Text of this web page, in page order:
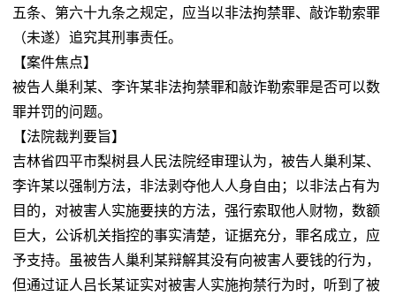
五条、第六十九条之规定，应当以非法拘禁罪、敲诈勒索罪
（未遂）追究其刑事责任。
【案件焦点】
被告人巢利某、李许某非法拘禁罪和敲诈勒索罪是否可以数
罪并罚的问题。
【法院裁判要旨】
吉林省四平市梨树县人民法院经审理认为，被告人巢利某、
李许某以强制方法，非法剥夺他人人身自由；以非法占有为
目的，对被害人实施要挟的方法，强行索取他人财物，数额
巨大，公诉机关指控的事实清楚，证据充分，罪名成立，应
予支持。虽被告人巢利某辩解其没有向被害人要钱的行为，
但通过证人吕长某证实对被害人实施拘禁行为时，听到了被